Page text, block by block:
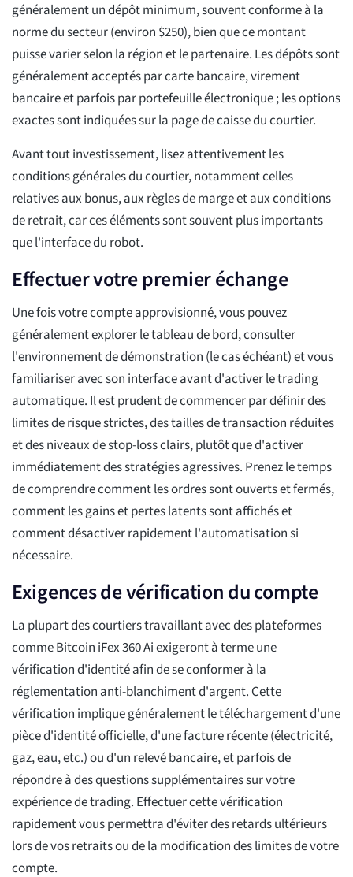
généralement un dépôt minimum, souvent conforme à la
norme du secteur (environ $250), bien que ce montant
puisse varier selon la région et le partenaire. Les dépôts sont
généralement acceptés par carte bancaire, virement
bancaire et parfois par portefeuille électronique ; les options
exactes sont indiquées sur la page de caisse du courtier.
Avant tout investissement, lisez attentivement les
conditions générales du courtier, notamment celles
relatives aux bonus, aux règles de marge et aux conditions
de retrait, car ces éléments sont souvent plus importants
que l'interface du robot.
Effectuer votre premier échange
Une fois votre compte approvisionné, vous pouvez
généralement explorer le tableau de bord, consulter
l'environnement de démonstration (le cas échéant) et vous
familiariser avec son interface avant d'activer le trading
automatique. Il est prudent de commencer par définir des
limites de risque strictes, des tailles de transaction réduites
et des niveaux de stop-loss clairs, plutôt que d'activer
immédiatement des stratégies agressives. Prenez le temps
de comprendre comment les ordres sont ouverts et fermés,
comment les gains et pertes latents sont affichés et
comment désactiver rapidement l'automatisation si
nécessaire.
Exigences de vérification du compte
La plupart des courtiers travaillant avec des plateformes
comme Bitcoin iFex 360 Ai exigeront à terme une
vérification d'identité afin de se conformer à la
réglementation anti-blanchiment d'argent. Cette
vérification implique généralement le téléchargement d'une
pièce d'identité officielle, d'une facture récente (électricité,
gaz, eau, etc.) ou d'un relevé bancaire, et parfois de
répondre à des questions supplémentaires sur votre
expérience de trading. Effectuer cette vérification
rapidement vous permettra d'éviter des retards ultérieurs
lors de vos retraits ou de la modification des limites de votre
compte.